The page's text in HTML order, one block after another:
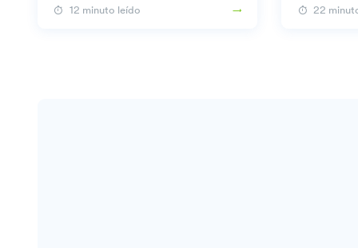
12 minuto leído 22